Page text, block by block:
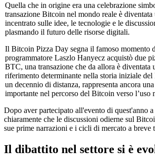
Quella che in origine era una celebrazione
transazione Bitcoin nel mondo reale è
incentrato sulle idee, le tecnologie e le
plasmando il futuro delle risorse digitali.
Il Bitcoin Pizza Day segna il famoso momento
programmatore Laszlo Hanyecz acquistò due
BTC, una transazione che da allora è diventata
riferimento determinante nella storia iniziale
un decennio di distanza, rappresenta ancora
importante nel percorso del Bitcoin verso l’uso
Dopo aver partecipato all'evento di quest'anno a
chiaramente che le discussioni odierne sul
sue prime narrazioni e i cicli di mercato a breve
Il dibattito nel settore si è